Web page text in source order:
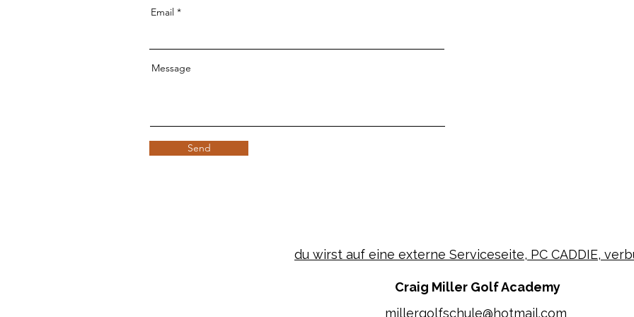
Email
Message
Send
du wirst auf eine externe Serviceseite, PC CADDIE,
Craig Miller Golf Academy
millergolfschule@hotmail.com